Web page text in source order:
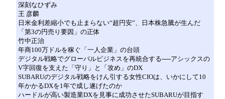
深刻なひずみ
王 彦麟
日米金利差縮小でも止まらない“超円安”、日本株急騰が生んだ
「第3の円売り要因」の正体
竹中正治
年商100万ドルを稼ぐ「一人企業」の台頭
デジタル戦略でグローバルビジネスを再統合する──アシックスの
V字回復を支えた「守り」と「攻め」のDX
SUBARUのデジタル戦略をけん引する女性CIOは、いかにして10
年かかるDXを1年で成し遂げたのか
ハードルが高い製造業DXを見事に成功させたSUBARUが目指す